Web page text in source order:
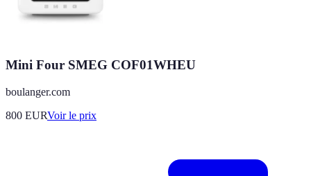
Mini Four SMEG COF01WHEU
boulanger.com
800 EURVoir le prix